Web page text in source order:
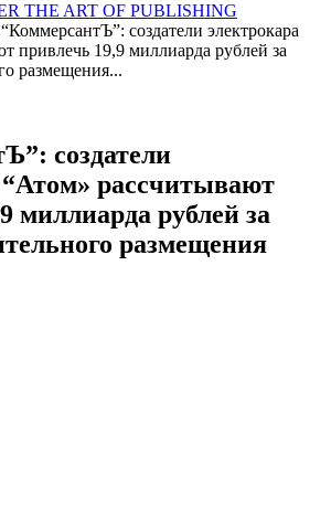
THE ART OF PUBLISHING
“КоммерсантЪ”: создатели электрокара
привлечь 19,9 миллиарда рублей за
размещения...
создатели
“Атом» рассчитывают
миллиарда рублей за
размещения